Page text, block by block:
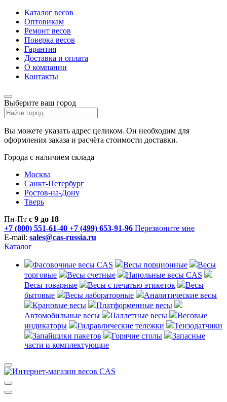
Каталог весов
Оптовикам
Ремонт весов
Поверка весов
Гарантия
Доставка и оплата
О компании
Контакты
Выберите ваш город
Вы можете указать адрес целиком. Он необходим для
оформления заказа и расчёта стоимости доставки.
Города с наличием склада
Москва
Санкт-Петербург
Ростов-на-Дону
Тверь
Пн-Пт с 9 до 18
+7 (800) 551-61-40 +7 (499) 653-91-96 Перезвоните мне
E-mail: sales@cas-russia.ru
Каталог
Фасовочные весы CAS Весы порционные
Весы
торговые
Весы счетные
Напольные весы CAS
Весы товарные
Весы с печатью этикеток
Весы
бытовые
Весы лабораторные
Аналитические весы
Крановые весы
Платформенные весы
Автомобильные весы
Паллетные весы
Весовые
индикаторы
Гидравлические тележки
Тензодатчики
Запайщики пакетов
Горячие столы
Запасные
части и комплектующие